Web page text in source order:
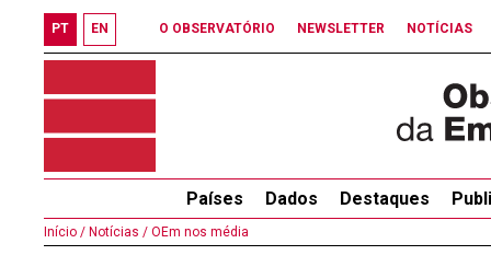
PT EN O OBSERVATÓRIO NEWSLETTER NOTÍCIAS
Países Dados Destaques
Início / Notícias / OEm nos média